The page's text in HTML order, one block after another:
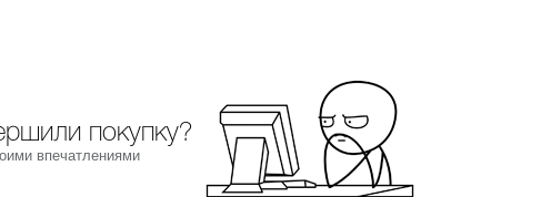
покупку?
впечатлениями